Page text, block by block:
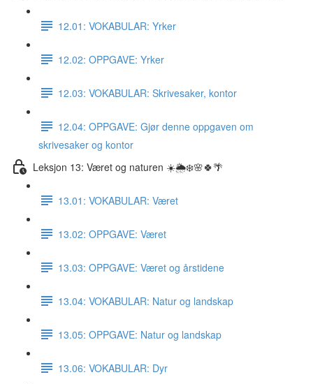
12.01: VOKABULAR: Yrker
12.02: OPPGAVE: Yrker
12.03: VOKABULAR: Skrivesaker, kontor
12.04: OPPGAVE: Gjør denne oppgaven om
skrivesaker og kontor
Leksjon 13: Været og naturen ☀️🌦❄️🌸🍀🌴
13.01: VOKABULAR: Været
13.02: OPPGAVE: Været
13.03: OPPGAVE: Været og årstidene
13.04: VOKABULAR: Natur og landskap
13.05: OPPGAVE: Natur og landskap
13.06: VOKABULAR: Dyr